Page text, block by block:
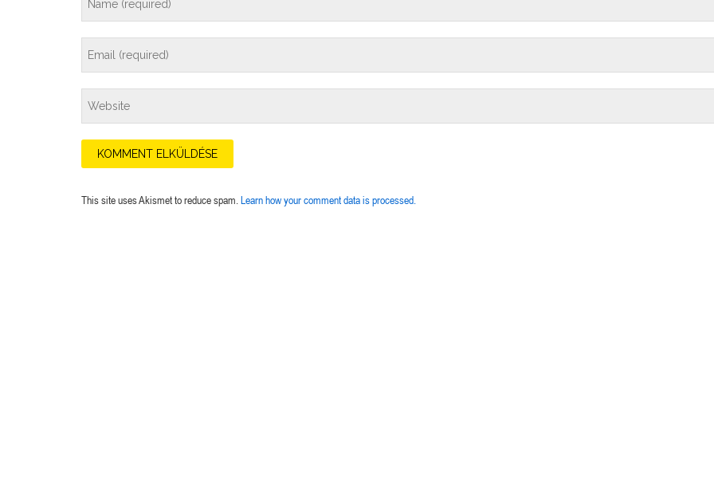
This site uses Akismet to reduce spam. Learn how your comment data is processed.